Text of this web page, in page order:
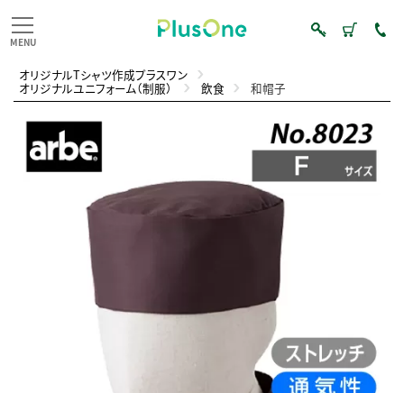
オリジナルTシャツ作成プラスワン
オリジナルユニフォーム（制服） 飲食 和帽子